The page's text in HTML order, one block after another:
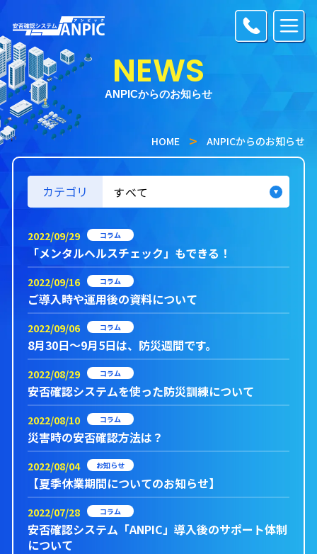
NEWS
ANPICからのお知らせ
HOME ANPICからのお知らせ
カテゴリ
2022/09/29 コラム
「メンタルヘルスチェック」もできる！
2022/09/16 コラム
ご導入時や運用後の資料について
2022/09/06 コラム
8月30日～9月5日は、防災週間です。
2022/08/29 コラム
安否確認システムを使った防災訓練について
2022/08/10 コラム
災害時の安否確認方法は？
2022/08/04 お知らせ
【夏季休業期間についてのお知らせ】
2022/07/28 コラム
安否確認システム「ANPIC」導入後のサポート体制
について